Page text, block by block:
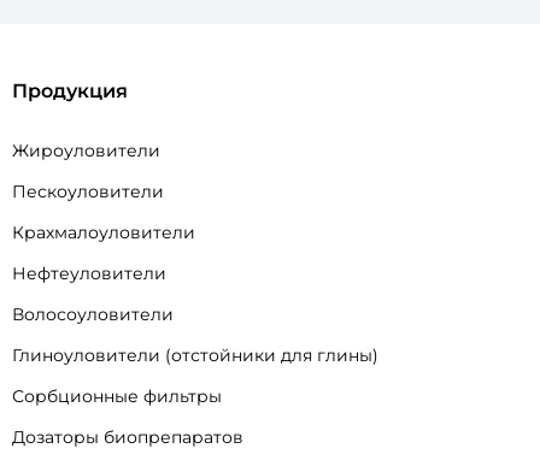
Продукция
Жироуловители
Пескоуловители
Крахмалоуловители
Нефтеуловители
Волосоуловители
Глиноуловители (отстойники для глины)
Сорбционные фильтры
Дозаторы биопрепаратов